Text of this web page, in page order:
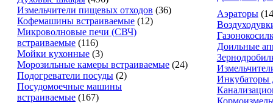
Измельчители пищевых отходов (36)
Кофемашины встраиваемые (12)
Микроволновые печи (СВЧ)
встраиваемые (116)
Мойки кухонные (3)
Морозильные камеры встраиваемые (24)
Подогреватели посуды (2)
Посудомоечные машины
встраиваемые (167)
Аэраторы
Доильные
Инкубаторы